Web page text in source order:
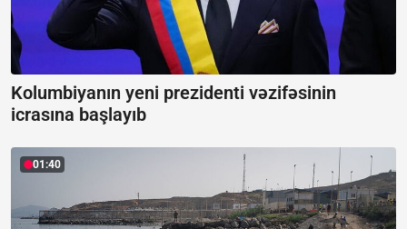
Kolumbiyanın yeni prezidenti vəzifəsinin
icrasına başlayıb
01:40